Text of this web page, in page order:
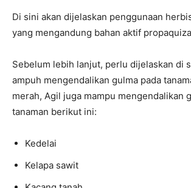
Di sini akan dijelaskan penggunaan
yang mengandung bahan aktif
Sebelum lebih lanjut, perlu dijelaskan di
ampuh mengendalikan gulma pada
merah, Agil juga mampu mengendalikan
tanaman berikut ini:
Kedelai
Kelapa sawit